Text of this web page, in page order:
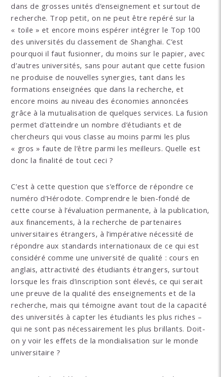
dans de grosses unités d’enseignement et surtout de
recherche. Trop petit, on ne peut être repéré sur la
« toile » et encore moins espérer intégrer le Top 100
des universités du classement de Shanghai. C’est
pourquoi il faut fusionner, du moins sur le papier, avec
d’autres universités, sans pour autant que cette fusion
ne produise de nouvelles synergies, tant dans les
formations enseignées que dans la recherche, et
encore moins au niveau des économies annoncées
grâce à la mutualisation de quelques services. La fusion
permet d’atteindre un nombre d’étudiants et de
chercheurs qui vous classe au moins parmi les plus
« gros » faute de l’être parmi les meilleurs. Quelle est
donc la finalité de tout ceci ?
C’est à cette question que s’efforce de répondre ce
numéro d’Hérodote. Comprendre le bien-fondé de
cette course à l’évaluation permanente, à la publication,
aux financements, à la recherche de partenaires
universitaires étrangers, à l’impérative nécessité de
répondre aux standards internationaux de ce qui est
considéré comme une université de qualité : cours en
anglais, attractivité des étudiants étrangers, surtout
lorsque les frais d’inscription sont élevés, ce qui serait
une preuve de la qualité des enseignements et de la
recherche, mais qui témoigne avant tout de la capacité
des universités à capter les étudiants les plus riches –
qui ne sont pas nécessairement les plus brillants. Doit-
on y voir les effets de la mondialisation sur le monde
universitaire ?